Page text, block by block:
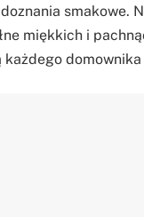
smakowe.
miękkich i
każdego domownika